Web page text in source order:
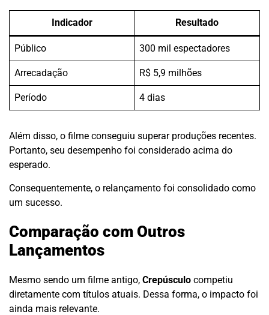
Indicador Resultado
Público 300 mil espectadores
Arrecadação R$ 5,9 milhões
Período 4 dias
Além disso, o filme conseguiu superar produções recentes.
Portanto, seu desempenho foi considerado acima do
esperado.
Consequentemente, o relançamento foi consolidado como
um sucesso.
Comparação com Outros
Lançamentos
Mesmo sendo um filme antigo, Crepúsculo competiu
diretamente com títulos atuais. Dessa forma, o impacto foi
ainda mais relevante.